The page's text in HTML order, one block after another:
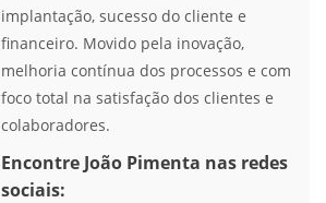
implantação, sucesso do cliente e
financeiro. Movido pela inovação,
melhoria contínua dos processos e com
foco total na satisfação dos clientes e
colaboradores.
Encontre João Pimenta nas redes
sociais: